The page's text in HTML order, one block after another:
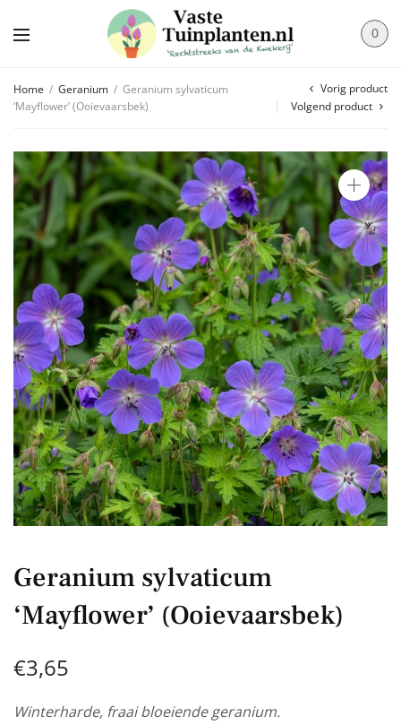
0
Home / Geranium / Geranium sylvaticum
‘Mayflower’ (Ooievaarsbek)
Vorig product
Volgend product
Geranium sylvaticum
‘Mayflower’ (Ooievaarsbek)
€3,65
Winterharde, fraai bloeiende geranium.